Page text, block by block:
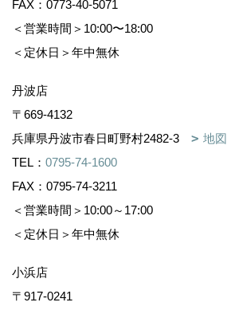
FAX：0773-40-5071
＜営業時間＞10:00〜18:00
＜定休日＞年中無休
丹波店
〒669-4132
兵庫県丹波市春日町野村2482-3
地図
TEL： 0795-74-1600
FAX：0795-74-3211
＜営業時間＞10:00～17:00
＜定休日＞年中無休
小浜店
〒917-0241